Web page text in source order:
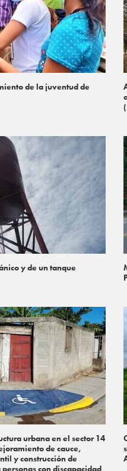
de la juventud de
y de un tanque
urbana en el sector 14
de cauce,
y construcción de
con discapacidad